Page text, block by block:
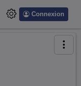
Connexion